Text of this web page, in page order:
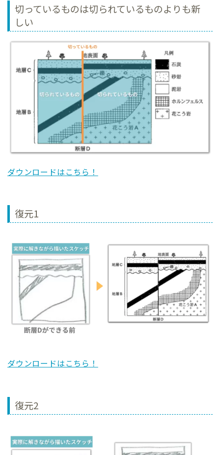
切っているものは切られているものよりも新
しい
ダウンロードはこちら！
復元1
ダウンロードはこちら！
復元2